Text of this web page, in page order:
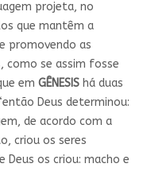
projeta, no
que mantêm a
promovendo as
como se assim fosse
em GÊNESIShá duas
Deus determinou:
de acordo com a
criou os seres
Deus os criou: macho e